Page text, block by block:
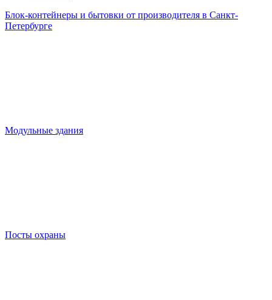
Блок-контейнеры и бытовки от производителя в Санкт-
Петербурге
Модульные здания
Посты охраны